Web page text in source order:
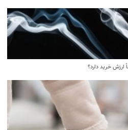
ارزش خرید دارد؟